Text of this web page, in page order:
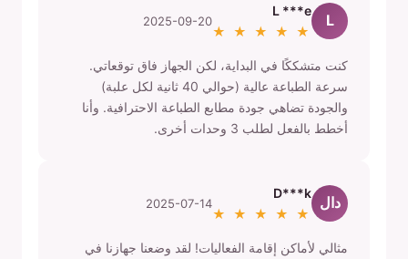
L
L ***e
★ ★ ★ ★ ★
2025-09-20
كنت متشككًا في البداية، لكن الجهاز فاق توقعاتي.
سرعة الطباعة عالية (حوالي 40 ثانية لكل علبة)
والجودة تضاهي جودة مطابع الطباعة الاحترافية. وأنا
أخطط بالفعل لطلب 3 وحدات أخرى.
دال
D***k
★ ★ ★ ★ ★
2025-07-14
مثالي لأماكن إقامة الفعاليات! لقد وضعنا جهازنا في